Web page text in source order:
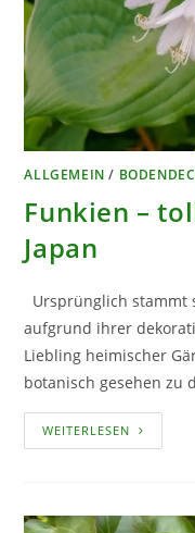
ALLGEMEIN /
Funkien –
Japan
Ursprünglich stammt
aufgrund ihrer
Liebling heimischer
botanisch gesehen zu
WEITERLESEN FUNKIEN
–